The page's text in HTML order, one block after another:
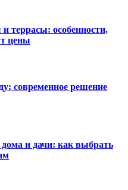
террасы: особенности,
цены
современное решение
и дачи: как выбрать